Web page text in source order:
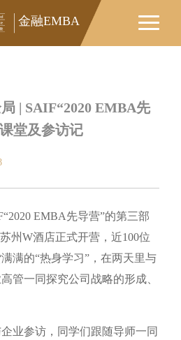
金融EMBA
| SAIF“2020 EMBA先
堂及参访记
EMBA先导营”的第三部
州W酒店正式开营，近100位
满的“热身学习”，在两天里与
管一同探究公司战略的形成、
业参访，同学们跟随导师一同